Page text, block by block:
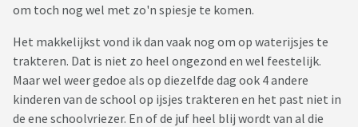
om toch nog wel met zo'n spiesje te komen.
Het makkelijkst vond ik dan vaak nog om op waterijsjes te
trakteren. Dat is niet zo heel ongezond en wel feestelijk.
Maar wel weer gedoe als op diezelfde dag ook 4 andere
kinderen van de school op ijsjes trakteren en het past niet in
de ene schoolvriezer. En of de juf heel blij wordt van al die